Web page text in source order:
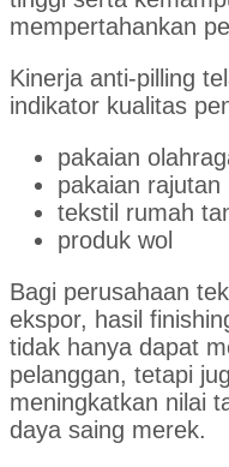
mempertahankan
Kinerja anti-pilling
indikator kualitas
pakaian
pakaian rajutan
tekstil rumah
produk wol
Bagi perusahaan
ekspor, hasil
tidak hanya dapat
pelanggan, tetapi
meningkatkan nilai
daya saing merek.